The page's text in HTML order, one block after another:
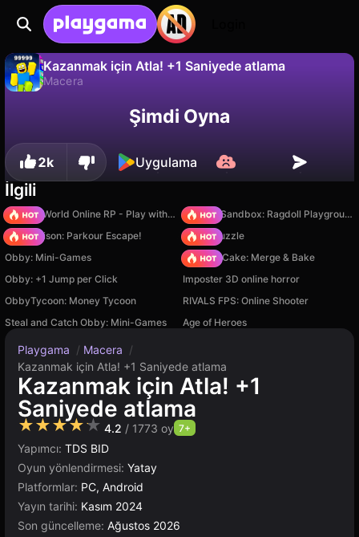
Kazanmak için Atla! +1 Saniyede atlama
Macera
İlerlemeyi kaydet! Hayır
Şimdi Oyna
2k Uygulama
İlgili
Sprunki World Online RP - Play with Friends!
Sprunki Sandbox: Ragdoll Playground Mode
Barry Prison: Parkour Escape!
Arrow Puzzle
Obby: Mini-Games
Piece of Cake: Merge & Bake
Obby: +1 Jump per Click
Imposter 3D online horror
ObbyTycoon: Money Tycoon
RIVALS FPS: Online Shooter
Steal and Catch Obby: Mini-Games
Age of Heroes
Playgama / Macera /
Kazanmak için Atla! +1 Saniyede atlama
Kazanmak için Atla! +1
Saniyede atlama
★★★★★ 4.2 / 1773 oy 7+
Yapımcı: TDS BID
Oyun yönlendirmesi: Yatay
Platformlar: PC, Android
Yayın tarihi: Kasım 2024
Son güncelleme: Ağustos 2026